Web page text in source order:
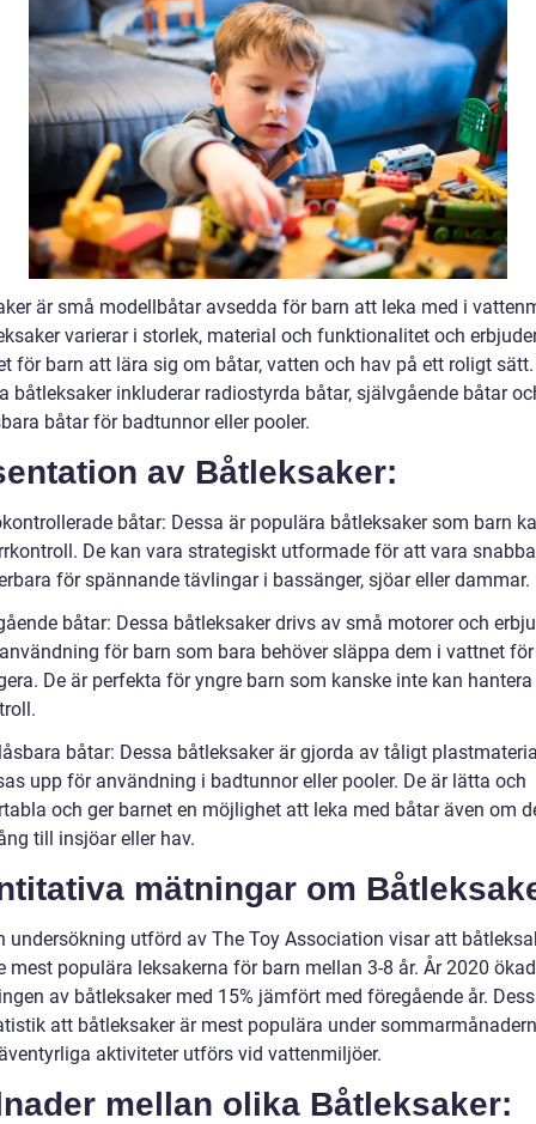
är små modellbåtar avsedda för barn att leka med i
varierar i storlek, material och funktionalitet och
för barn att lära sig om båtar, vatten och hav på ett roligt sätt.
båtleksaker inkluderar radiostyrda båtar, självgående båtar
båtar för badtunnor eller pooler.
av Båtleksaker:
båtar: Dessa är populära båtleksaker som barn
De kan vara strategiskt utformade för att vara
för spännande tävlingar i bassänger, sjöar eller dammar.
båtar: Dessa båtleksaker drivs av små motorer och
för barn som bara behöver släppa dem i vattnet
De är perfekta för yngre barn som kanske inte kan hantera
båtar: Dessa båtleksaker är gjorda av tåligt
upp för användning i badtunnor eller pooler. De är lätta och
och ger barnet en möjlighet att leka med båtar även om
till insjöar eller hav.
mätningar om
undersökning utförd av The Toy Association visar att
mest populära leksakerna för barn mellan 3-8 år. År 2020
av båtleksaker med 15% jämfört med föregående år.
att båtleksaker är mest populära under
aktiviteter utförs vid vattenmiljöer.
mellan olika Båtleksaker: